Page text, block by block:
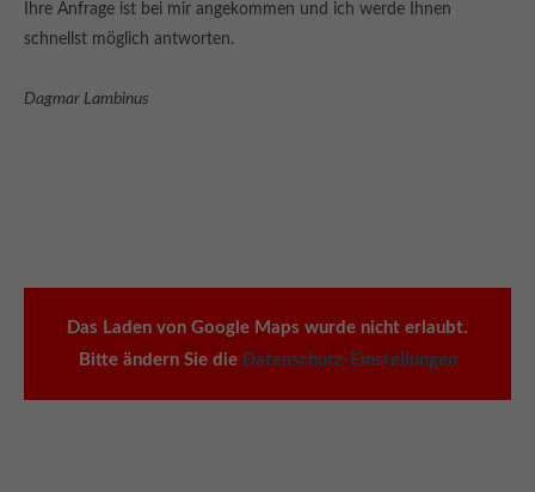
Ihre Anfrage ist bei mir angekommen und ich werde Ihnen
schnellst möglich antworten.
Dagmar Lambinus
Das Laden von Google Maps wurde nicht erlaubt.
Bitte ändern Sie die Datenschutz-Einstellungen